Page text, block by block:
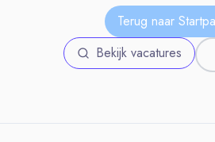
Terug naar
Bekijk vacatures